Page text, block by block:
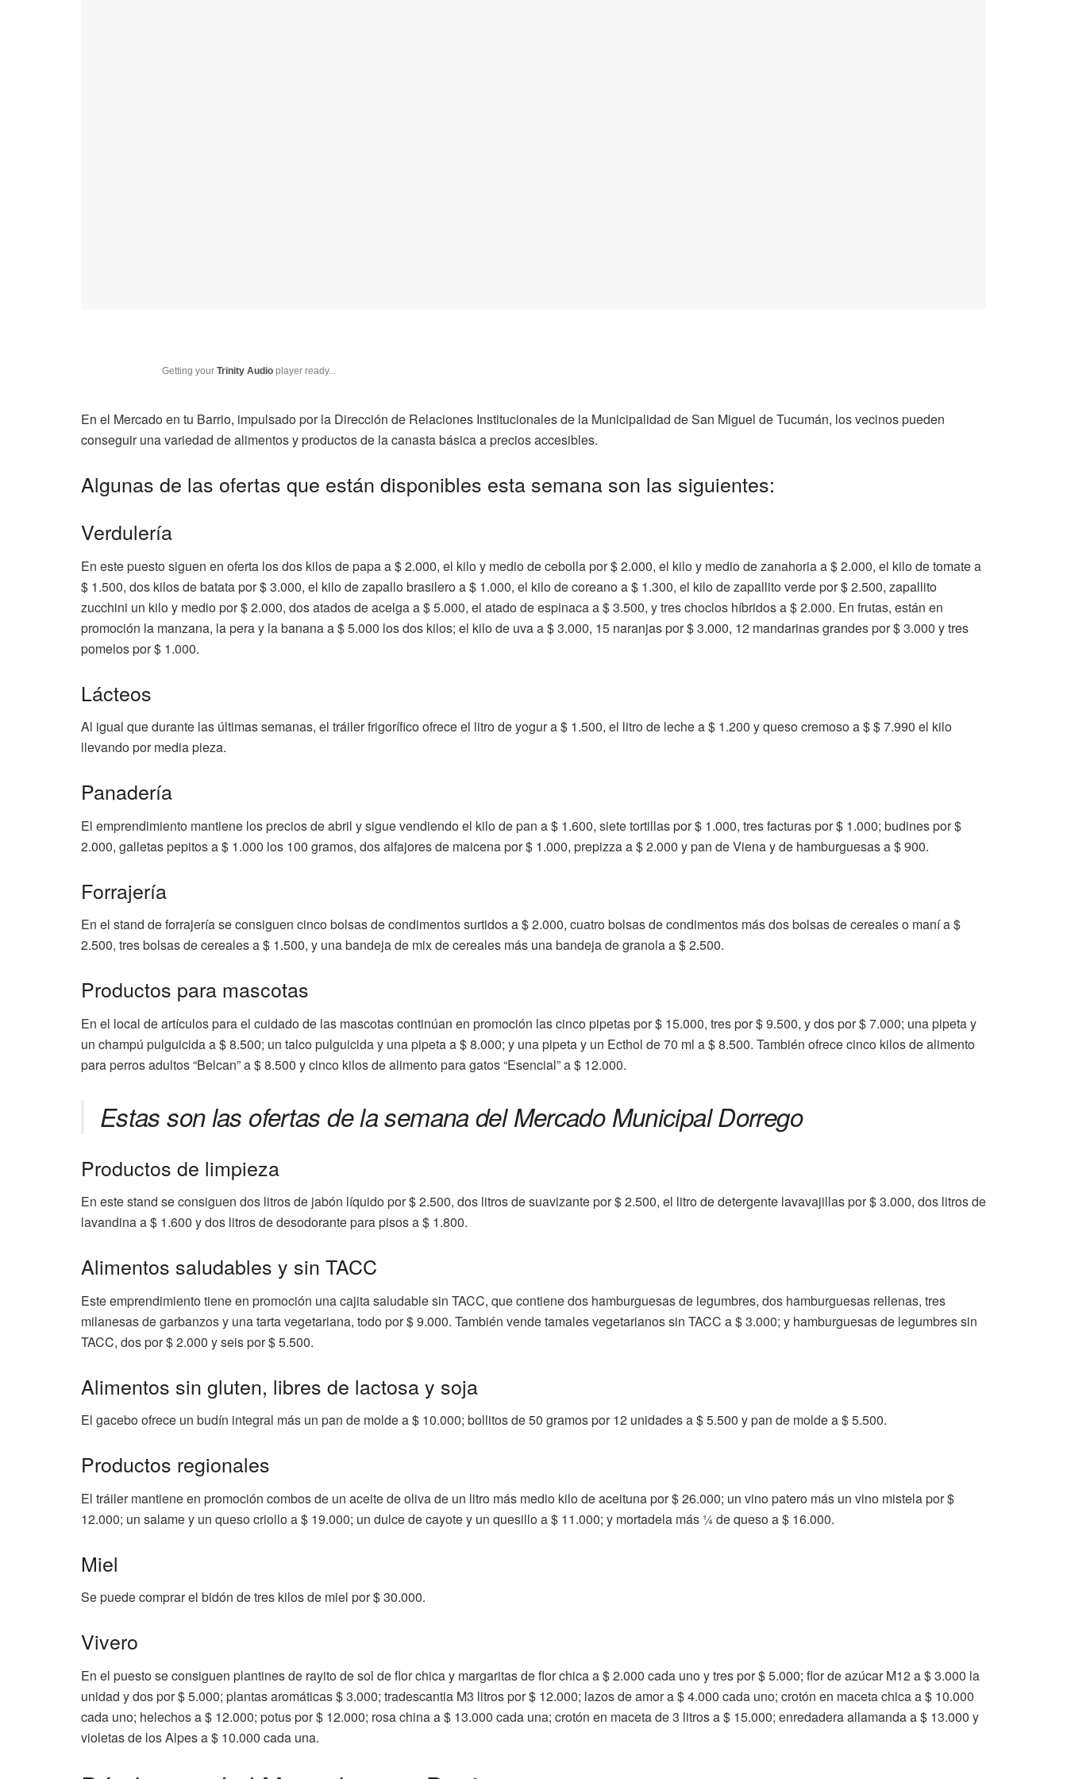
Getting your Trinity Audio player ready...
En el Mercado en tu Barrio, impulsado por la Dirección de Relaciones Institucionales de la Municipalidad de San Miguel de Tucumán, los vecinos pueden
conseguir una variedad de alimentos y productos de la canasta básica a precios accesibles.
Algunas de las ofertas que están disponibles esta semana son las siguientes:
Verdulería
En este puesto siguen en oferta los dos kilos de papa a $ 2.000, el kilo y medio de cebolla por $ 2.000, el kilo y medio de zanahoria a $ 2.000, el kilo de tomate a
$ 1.500, dos kilos de batata por $ 3.000, el kilo de zapallo brasilero a $ 1.000, el kilo de coreano a $ 1.300, el kilo de zapallito verde por $ 2.500, zapallito
zucchini un kilo y medio por $ 2.000, dos atados de acelga a $ 5.000, el atado de espinaca a $ 3.500, y tres choclos híbridos a $ 2.000. En frutas, están en
promoción la manzana, la pera y la banana a $ 5.000 los dos kilos; el kilo de uva a $ 3.000, 15 naranjas por $ 3.000, 12 mandarinas grandes por $ 3.000 y tres
pomelos por $ 1.000.
Lácteos
Al igual que durante las últimas semanas, el tráiler frigorífico ofrece el litro de yogur a $ 1.500, el litro de leche a $ 1.200 y queso cremoso a $ $ 7.990 el kilo
llevando por media pieza.
Panadería
El emprendimiento mantiene los precios de abril y sigue vendiendo el kilo de pan a $ 1.600, siete tortillas por $ 1.000, tres facturas por $ 1.000; budines por $
2.000, galletas pepitos a $ 1.000 los 100 gramos, dos alfajores de maicena por $ 1.000, prepizza a $ 2.000 y pan de Viena y de hamburguesas a $ 900.
Forrajería
En el stand de forrajería se consiguen cinco bolsas de condimentos surtidos a $ 2.000, cuatro bolsas de condimentos más dos bolsas de cereales o maní a $
2.500, tres bolsas de cereales a $ 1.500, y una bandeja de mix de cereales más una bandeja de granola a $ 2.500.
Productos para mascotas
En el local de artículos para el cuidado de las mascotas continúan en promoción las cinco pipetas por $ 15.000, tres por $ 9.500, y dos por $ 7.000; una pipeta y
un champú pulguicida a $ 8.500; un talco pulguicida y una pipeta a $ 8.000; y una pipeta y un Ecthol de 70 ml a $ 8.500. También ofrece cinco kilos de alimento
para perros adultos “Belcan” a $ 8.500 y cinco kilos de alimento para gatos “Esencial” a $ 12.000.
Estas son las ofertas de la semana del Mercado Municipal Dorrego
Productos de limpieza
En este stand se consiguen dos litros de jabón líquido por $ 2.500, dos litros de suavizante por $ 2.500, el litro de detergente lavavajillas por $ 3.000, dos litros de
lavandina a $ 1.600 y dos litros de desodorante para pisos a $ 1.800.
Alimentos saludables y sin TACC
Este emprendimiento tiene en promoción una cajita saludable sin TACC, que contiene dos hamburguesas de legumbres, dos hamburguesas rellenas, tres
milanesas de garbanzos y una tarta vegetariana, todo por $ 9.000. También vende tamales vegetarianos sin TACC a $ 3.000; y hamburguesas de legumbres sin
TACC, dos por $ 2.000 y seis por $ 5.500.
Alimentos sin gluten, libres de lactosa y soja
El gacebo ofrece un budín integral más un pan de molde a $ 10.000; bollitos de 50 gramos por 12 unidades a $ 5.500 y pan de molde a $ 5.500.
Productos regionales
El tráiler mantiene en promoción combos de un aceite de oliva de un litro más medio kilo de aceituna por $ 26.000; un vino patero más un vino mistela por $
12.000; un salame y un queso criollo a $ 19.000; un dulce de cayote y un quesillo a $ 11.000; y mortadela más ¼ de queso a $ 16.000.
Miel
Se puede comprar el bidón de tres kilos de miel por $ 30.000.
Vivero
En el puesto se consiguen plantines de rayito de sol de flor chica y margaritas de flor chica a $ 2.000 cada uno y tres por $ 5.000; flor de azúcar M12 a $ 3.000 la
unidad y dos por $ 5.000; plantas aromáticas $ 3.000; tradescantia M3 litros por $ 12.000; lazos de amor a $ 4.000 cada uno; crotón en maceta chica a $ 10.000
cada uno; helechos a $ 12.000; potus por $ 12.000; rosa china a $ 13.000 cada una; crotón en maceta de 3 litros a $ 15.000; enredadera allamanda a $ 13.000 y
violetas de los Alpes a $ 10.000 cada una.